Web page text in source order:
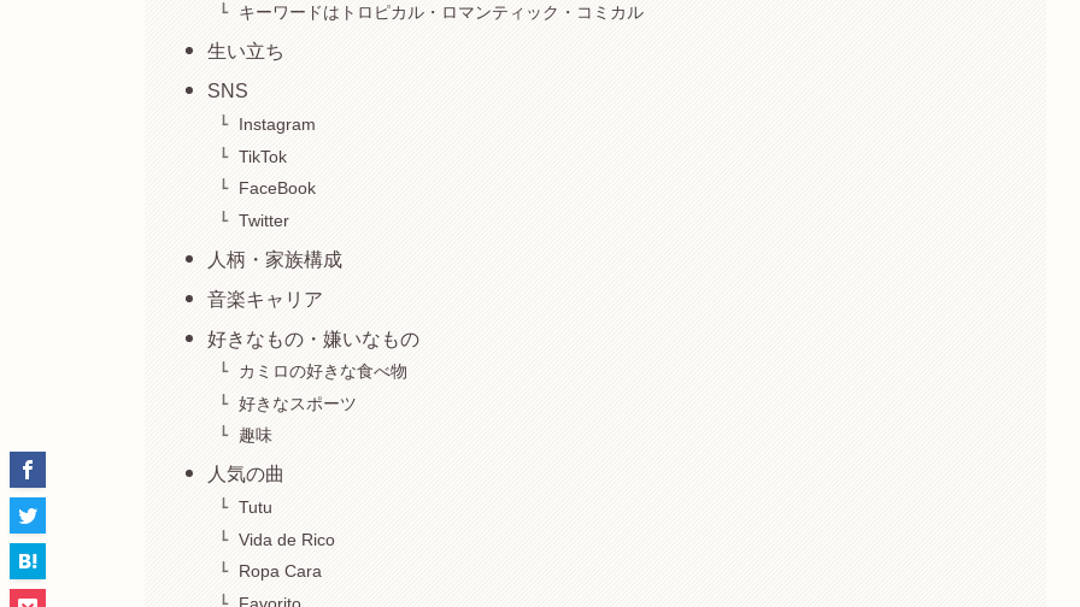
キーワードはトロピカル・ロマンティック・コミカル
生い立ち
SNS
Instagram
TikTok
FaceBook
Twitter
人柄・家族構成
音楽キャリア
好きなもの・嫌いなもの
カミロの好きな食べ物
好きなスポーツ
趣味
人気の曲
Tutu
Vida de Rico
Ropa Cara